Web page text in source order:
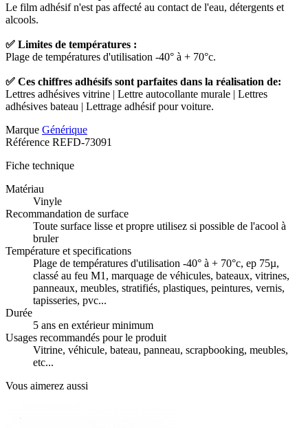
Le film adhésif n'est pas affecté au contact de l'eau, détergents et
alcools.
✅ Limites de températures :
Plage de températures d'utilisation -40° à + 70°c.
✅ Ces chiffres adhésifs sont parfaites dans la réalisation de:
Lettres adhésives vitrine | Lettre autocollante murale | Lettres
adhésives bateau | Lettrage adhésif pour voiture.
Marque Générique
Référence REFD-73091
Fiche technique
Matériau
Vinyle
Recommandation de surface
Toute surface lisse et propre utilisez si possible de l'acool à
bruler
Température et specifications
Plage de températures d'utilisation -40° à + 70°c, ep 75µ,
classé au feu M1, marquage de véhicules, bateaux, vitrines,
panneaux, meubles, stratifiés, plastiques, peintures, vernis,
tapisseries, pvc...
Durée
5 ans en extérieur minimum
Usages recommandés pour le produit
Vitrine, véhicule, bateau, panneau, scrapbooking, meubles,
etc...
Vous aimerez aussi